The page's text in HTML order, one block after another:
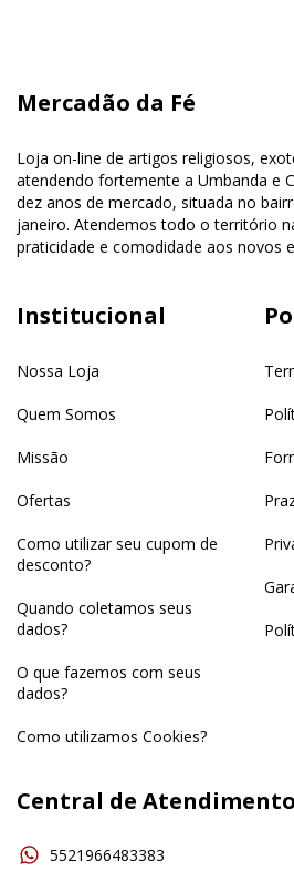
Mercadão da Fé
Loja on-line de artigos religiosos,
atendendo fortemente a Umbanda e
dez anos de mercado, situada no
janeiro. Atendemos todo o território
praticidade e comodidade aos novos
Institucional
Nossa Loja
Quem Somos
Missão
Ofertas
Como utilizar seu cupom de
desconto?
Quando coletamos seus
dados?
O que fazemos com seus
dados?
Como utilizamos Cookies?
Central de Atendimento
5521966483383